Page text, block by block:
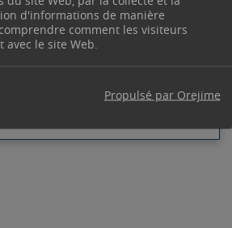
d'informations de manière
comment les visiteurs
le site Web.
Propulsé par Orejime
13530Trets
42 61 23 90 / 04 42 61 23 91
au jeudi de 8h00 à 12h00 et de
- le vendredi de 8h00 à 12h00 -